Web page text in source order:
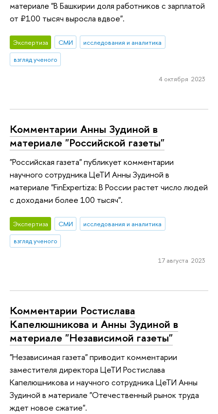
материале "В Башкирии доля работников с зарплатой
от ₽100 тысяч выросла вдвое".
Экспертиза СМИ
исследования и аналитика
взгляд ученого
4 октября 2023
Комментарии Анны Зудиной в
материале "Российской газеты"
"Российская газета" публикует комментарии
научного сотрудника ЦеТИ Анны Зудиной в
материале "FinExpertiza: В России растет число людей
с доходами более 100 тысяч".
Экспертиза СМИ
исследования и аналитика
взгляд ученого
17 августа 2023
Комментарии Ростислава
Капелюшникова и Анны Зудиной в
материале "Независимой газеты"
"Независимая газета" приводит комментарии
заместителя директора ЦеТИ Ростислава
Капелюшникова и научного сотрудника ЦеТИ Анны
Зудиной в материале "Отечественный рынок труда
ждет новое сжатие".